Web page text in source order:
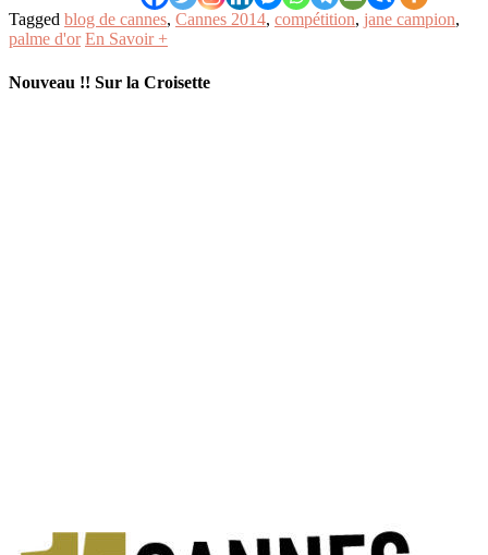
Tagged blog de cannes, Cannes 2014, compétition, jane campion,
palme d'or En Savoir +
Nouveau !! Sur la Croisette